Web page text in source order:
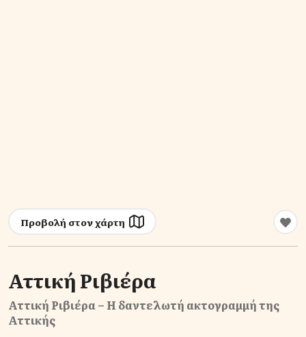
Προβολή στον χάρτη
Αττική Ριβιέρα
Αττική Ριβιέρα – Η δαντελωτή ακτογραμμή της
Αττικής